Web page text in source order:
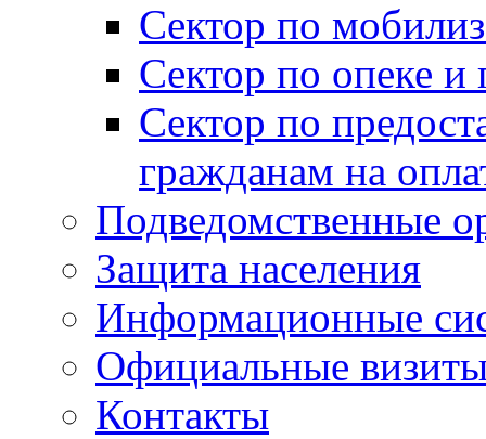
Сектор по
Сектор по опеке и
Сектор по
гражданам на
Подведомственные
Защита населения
Информационные
Официальные
Контакты